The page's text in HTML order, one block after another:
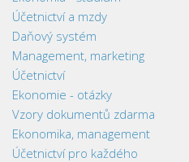
Účetnictví a mzdy
Daňový systém
Management, marketing
Účetnictví
Ekonomie - otázky
Vzory dokumentů zdarma
Ekonomika, management
Účetnictví pro každého